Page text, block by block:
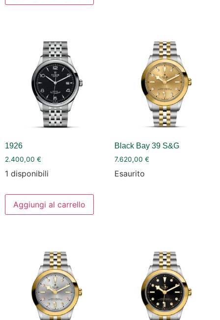
1926
2.400,00 €
1 disponibili
Aggiungi al carrello
Black Bay 39 S&G
7.620,00 €
Esaurito